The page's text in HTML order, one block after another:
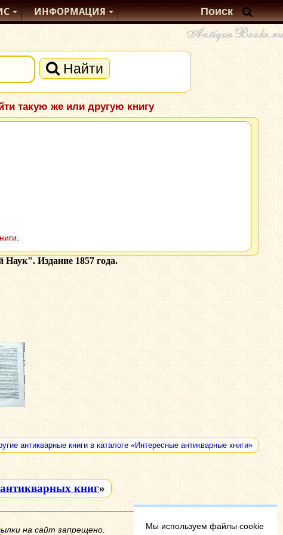
ИНФОРМАЦИЯ
Найти
такую же или другую книгу
Наук". Издание 1857 года.
антикварные книги в каталоге «Интересные антикварные книги»
книг»
на сайт запрещено. Мы используем файлы cookie